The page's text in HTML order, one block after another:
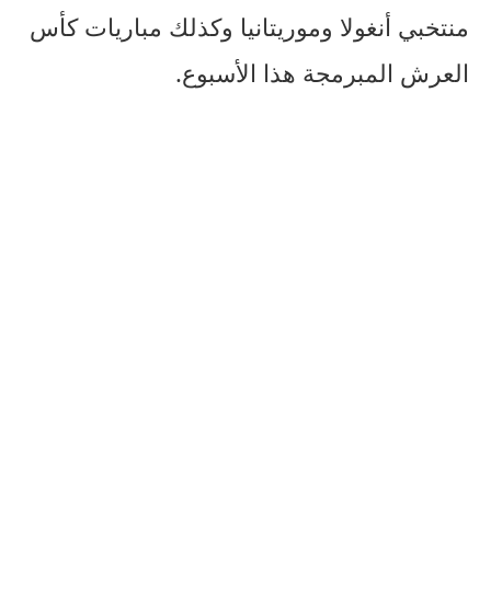
منتخبي أنغولا وموريتانيا وكذلك مباريات كأس
العرش المبرمجة هذا الأسبوع.